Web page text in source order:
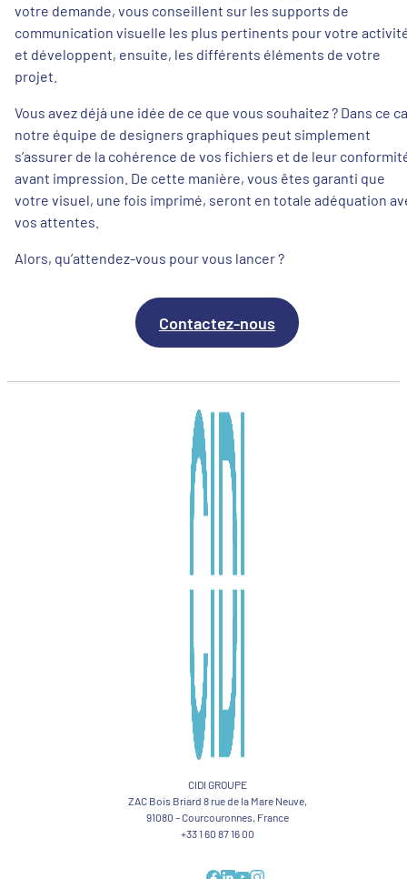
votre demande, vous conseillent sur les supports de
communication visuelle les plus pertinents pour votre
et développent, ensuite, les différents éléments de votre
projet.
Vous avez déjà une idée de ce que vous souhaitez ? Dans ce
notre équipe de designers graphiques peut simplement
s’assurer de la cohérence de vos fichiers et de leur
avant impression. De cette manière, vous êtes garanti que
votre visuel, une fois imprimé, seront en totale adéquation
vos attentes.
Alors, qu’attendez-vous pour vous lancer ?
Contactez-nous
CIDI GROUPE
ZAC Bois Briard 8 rue de la Mare Neuve,
91080 – Courcouronnes, France
+33 1 60 87 16 00